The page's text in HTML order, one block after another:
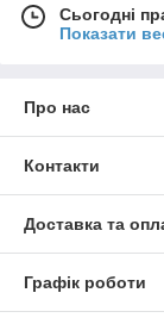
Сьогодні
Показати
Про нас
Контакти
Доставка та
Графік роботи